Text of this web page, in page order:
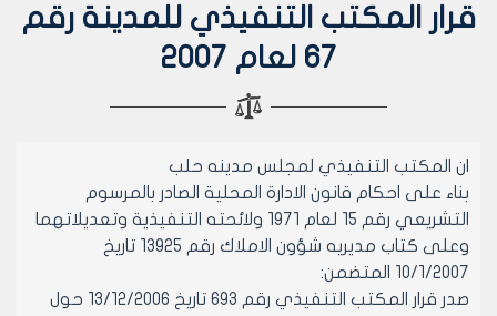
قرار المكتب التنفيذي للمدينة رقم
67 لعام 2007
ان المكتب التنفيذي لمجلس مدينه حلب
بناء على احكام قانون الادارة المحلية الصادر بالمرسوم
التشريعي رقم 15 لعام 1971 ولائحته التنفيذية وتعديلاتهما
وعلى كتاب مديريه شؤون الاملاك رقم 13925 تاريخ
10/1/2007 المتضمن:
صدر قرار المكتب التنفيذي رقم 693 تاريخ 13/12/2006 حول